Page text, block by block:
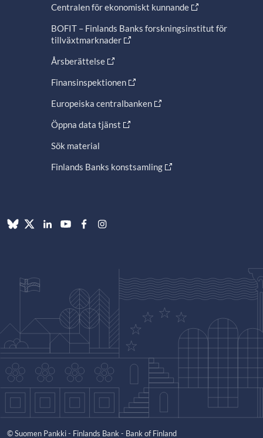
Centralen för ekonomiskt kunnande
BOFIT – Finlands Banks forskningsinstitut för
tillväxtmarknader
Årsberättelse
Finansinspektionen
Europeiska centralbanken
Öppna data tjänst
Sök material
Finlands Banks konstsamling
© Suomen Pankki - Finlands Bank - Bank of Finland